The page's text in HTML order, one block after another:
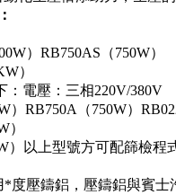
）RB750AS（750W）
）
：電壓：三相220V/380V
）RB750A（750W）
）
）以上型號方可配篩檢程
*度壓鑄鋁，壓鑄鋁與賓